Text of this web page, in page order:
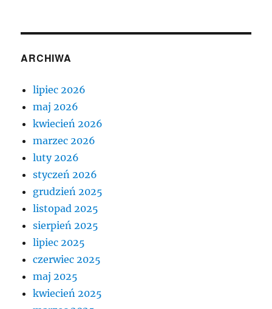
ARCHIWA
lipiec 2026
maj 2026
kwiecień 2026
marzec 2026
luty 2026
styczeń 2026
grudzień 2025
listopad 2025
sierpień 2025
lipiec 2025
czerwiec 2025
maj 2025
kwiecień 2025